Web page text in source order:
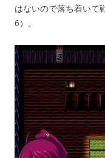
はないので落ち着いて
6）。